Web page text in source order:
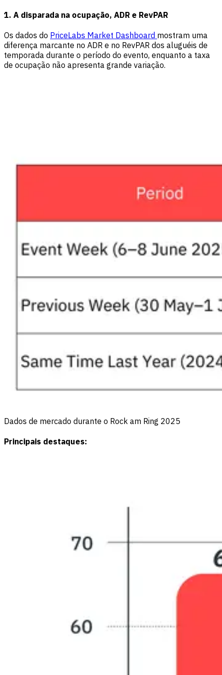
1. A disparada na ocupação, ADR e RevPAR
Os dados do PriceLabs Market Dashboard mostram uma
diferença marcante no ADR e no RevPAR dos aluguéis de
temporada durante o período do evento, enquanto a taxa
de ocupação não apresenta grande variação.
Dados de mercado durante o Rock am Ring 2025
Principais destaques: